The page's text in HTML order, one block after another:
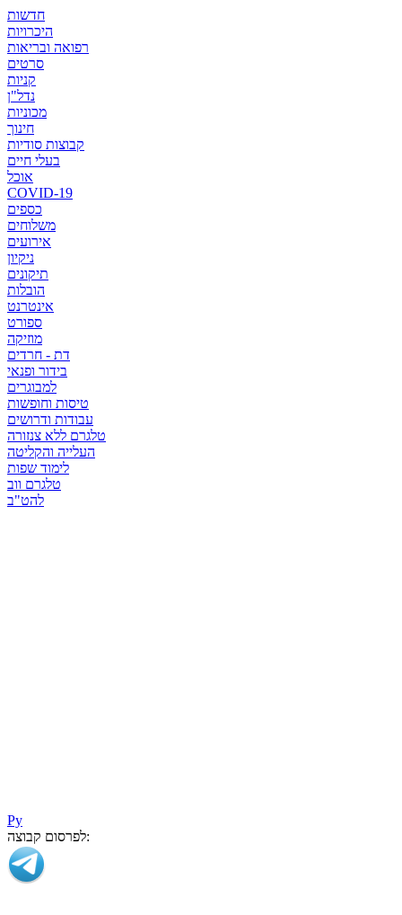
חדשות
היכרויות
רפואה ובריאות
סרטים
קניות
נדל"ן
מכוניות
חינוך
קבוצות סודיות
בעלי חיים
אוכל
COVID-19
כספים
משלוחים
אירועים
ניקיון
תיקונים
הובלות
אינטרנט
ספורט
מוזיקה
דת - חרדים
בידור ופנאי
למבוגרים
טיסות וחופשות
עבודות ודרושים
טלגרם ללא צנזורה
העלייה והקליטה
לימוד שפות
טלגרם ווב
להט"ב
Ру
לפרסום קבוצה: